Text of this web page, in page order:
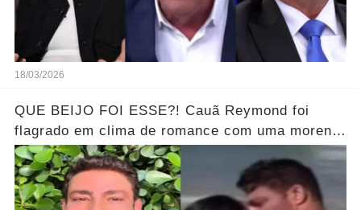
18/03/2026
QUE BEIJO FOI ESSE?! Cauã Reymond foi
flagrado em clima de romance com uma morena
misteriosa em uma praia do Rio.... Ver o Vídeo